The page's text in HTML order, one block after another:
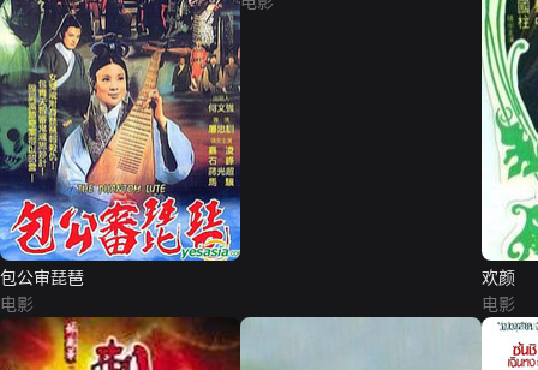
包公审琵琶
电影
欢颜
电影